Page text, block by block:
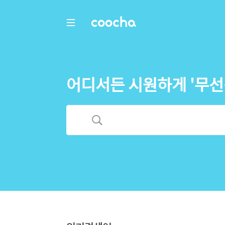
COOCHA
어디서든 시원하게 '무